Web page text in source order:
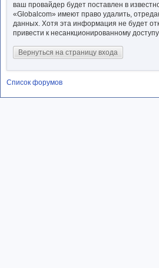
ваш провайдер будет поставлен в
«Globalcom» имеют право удалить,
данных. Хотя эта информация не будет
привести к несанкционированному
Вернуться на страницу входа
Список форумов